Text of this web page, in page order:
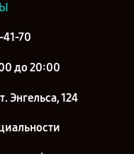
41-70
до 20:00
Энгельса, 124